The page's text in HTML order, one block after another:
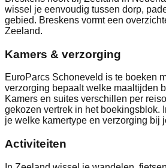
wissel je eenvoudig tussen dorp,
gebied. Breskens vormt een
Zeeland.
Kamers & verzorging
EuroParcs Schoneveld is te boeken
verzorging bepaalt welke maaltijden
Kamers en suites verschillen per
gekozen vertrek in het boekingsblok.
je welke kamertype en verzorging bij
Activiteiten